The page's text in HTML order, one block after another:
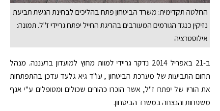
החלטה תקדימית: משרד הביטחון פתח בהליכים לבחינת הגשת תביעת
נזיקין כנגד הגורמים המעורבים בהריגת החייל יפתח גריידי ז"ל. תמונה:
אילוסטרציה
ב-21 באפריל 2014 נדקר גריידי למוות מחוץ למועדון ברעננה. מנהל
תחום התביעות של מערכת הביטחון , עו"ד גיא גלעד עדכן בהתפתחות
את הוריו של יפתח ז"ל, אשר הוכרו כהורים שכולים ומטופלים ע"י אגף
משפחות והנצחה במשרד הביטחון.